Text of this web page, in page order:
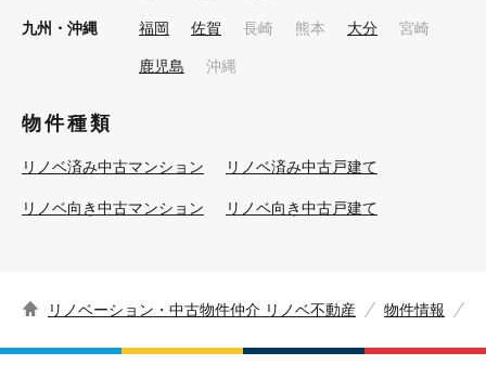
九州・沖縄 福岡 佐賀 長崎 熊本 大分 宮崎
鹿児島 沖縄
物件種類
リノベ済み中古マンション リノベ済み中古戸建て
リノベ向き中古マンション リノベ向き中古戸建て
リノベーション・中古物件仲介 リノベ不動産 物件情報